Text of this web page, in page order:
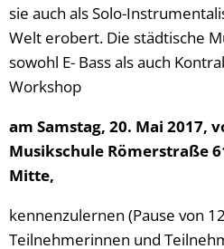
sie auch als Solo-
Welt erobert. Die städtische
sowohl E- Bass als auch
Workshop
am Samstag, 20. Mai 2017,
Musikschule Römerstraße
Mitte,
kennenzulernen (Pause von
Teilnehmerinnen und